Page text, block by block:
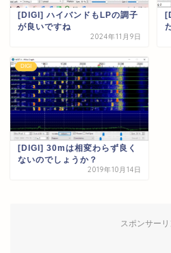
[DIGI] ハイバンドもLPの調子
が良いですね
2024年11月9日
DIGI
[DIGI] 30mは相変わらず良く
ないのでしょうか？
2019年10月14日
スポンサーリ